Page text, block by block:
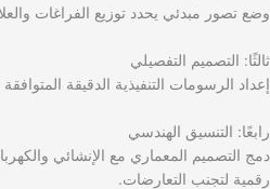
وضع تصور مبدئي يحدد توزيع الفراغات
ثالثًا: التصميم التفصيلي
إعداد الرسومات التنفيذية الدقيقة
رابعًا: التنسيق الهندسي
دمج التصميم المعماري مع الإنشائي
رقمية لتجنب التعارضات.